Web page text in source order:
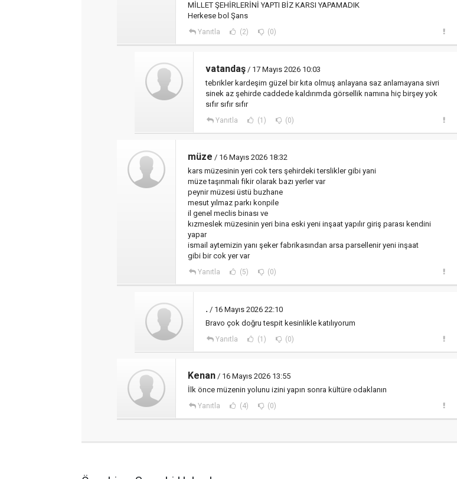
MİLLET ŞEHİRLERİNİ YAPTI BİZ KARSI YAPAMADIK
Herkese bol Şans
Yanıtla (2) (0)
vatandaş / 17 Mayıs 2026 10:03
tebrikler kardeşim güzel bir kıta olmuş anlayana saz anlamayana sivri
sinek az şehirde caddede kaldırımda görsellik namına hiç birşey yok
sıfır sıfır sıfır
Yanıtla (1) (0)
müze / 16 Mayıs 2026 18:32
kars müzesinin yeri cok ters şehirdeki terslikler gibi yani
müze taşınmalı fikir olarak bazı yerler var
peynir müzesi üstü buzhane
mesut yılmaz parkı konpile
il genel meclis binası ve
kızmeslek müzesinin yeri bina eski yeni inşaat yapılır giriş parası kendini
yapar
ismail aytemizin yanı şeker fabrikasından arsa parsellenir yeni inşaat
gibi bir cok yer var
Yanıtla (5) (0)
. / 16 Mayıs 2026 22:10
Bravo çok doğru tespit kesinlikle katılıyorum
Yanıtla (1) (0)
Kenan / 16 Mayıs 2026 13:55
İlk önce müzenin yolunu izini yapın sonra kültüre odaklanın
Yanıtla (4) (0)